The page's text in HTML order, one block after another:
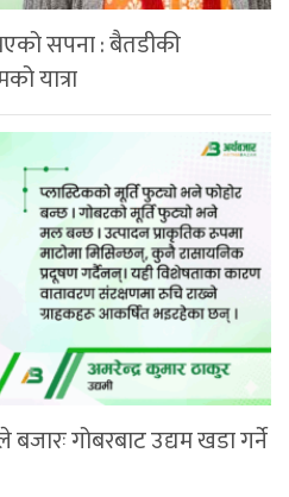
सपना : बैतडीकी
यात्रा
गोबरबाट उद्यम खडा गर्ने